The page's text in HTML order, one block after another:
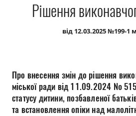
Публічна
Документи
Рішення
від 12.03.2025 №199-1
Про внесення змін до рішення
міської ради від 11.09.2024 №
статусу дитини, позбавленої
та встановлення опіки над